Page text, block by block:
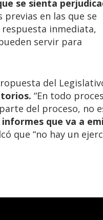
se sienta
previas en las que se
inmediata,
servir para
del
“En todo
del proceso, no
informes que va a
que “no hay un